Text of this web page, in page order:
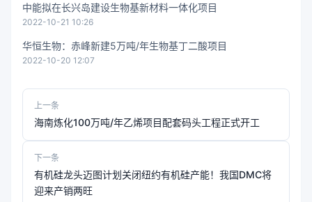
中能拟在长兴岛建设生物基新材料一体化项目
2022-10-21 10:26
华恒生物：赤峰新建5万吨/年生物基丁二酸项目
2022-10-20 12:07
上一条
海南炼化100万吨/年乙烯项目配套码头工程正式开工
下一条
有机硅龙头迈图计划关闭纽约有机硅产能！我国DMC将
迎来产销两旺